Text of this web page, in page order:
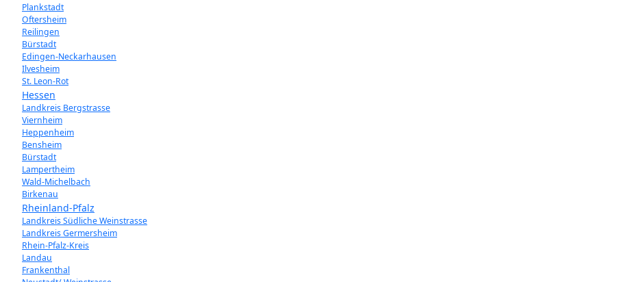
Plankstadt
Oftersheim
Reilingen
Bürstadt
Edingen-Neckarhausen
Ilvesheim
St. Leon-Rot
Hessen
Landkreis Bergstrasse
Viernheim
Heppenheim
Bensheim
Bürstadt
Lampertheim
Wald-Michelbach
Birkenau
Rheinland-Pfalz
Landkreis Südliche Weinstrasse
Landkreis Germersheim
Rhein-Pfalz-Kreis
Landau
Frankenthal